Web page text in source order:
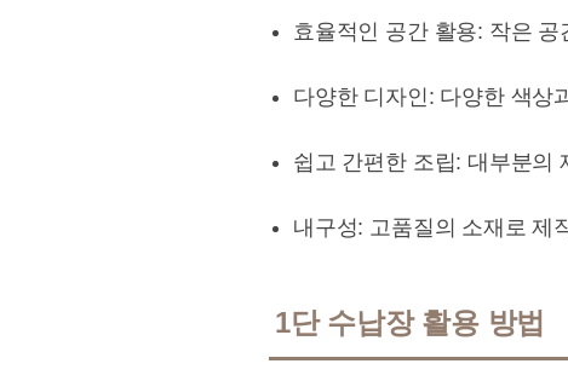
효율적인 공간 활용: 작은
다양한 디자인: 다양한 색상
쉽고 간편한 조립: 대부분의
내구성: 고품질의 소재로 제
1단 수납장 활용 방법